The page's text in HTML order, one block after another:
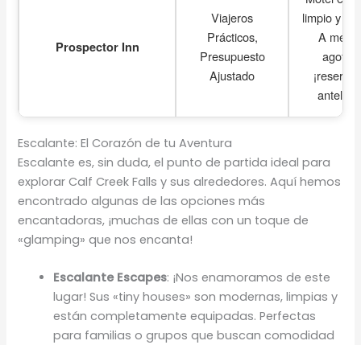
Prospector Inn
Viajeros
Prácticos,
Presupuesto
Ajustado
limpio y
A
¡reserva
Escalante: El Corazón de tu Aventura
Escalante es, sin duda, el punto de partida ideal para
explorar Calf Creek Falls y sus alrededores. Aquí hemos
encontrado algunas de las opciones más
encantadoras, ¡muchas de ellas con un toque de
«glamping» que nos encanta!
Escalante Escapes: ¡Nos enamoramos de este
lugar! Sus «tiny houses» son modernas, limpias y
están completamente equipadas. Perfectas
para familias o grupos que buscan comodidad